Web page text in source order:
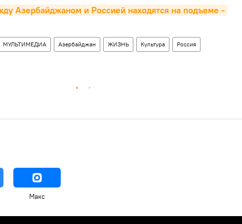
Азербайджаном и Россией находятся на подъеме -
МУЛЬТИМЕДИА Азербайджан ЖИЗНЬ Культура Россия
Макс